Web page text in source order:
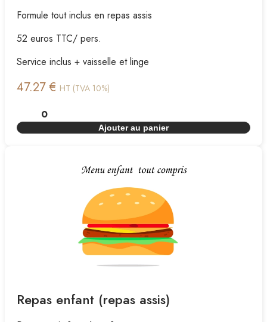
Formule tout inclus en repas assis
52 euros TTC/ pers.
Service inclus + vaisselle et linge
47.27 € HT (TVA 10%)
Ajouter au panier
Repas enfant (repas assis)